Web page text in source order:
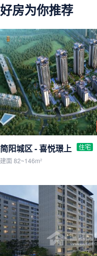
好房为你推荐
简阳城区 - 喜悦璟上
住宅
建面 82~146m²